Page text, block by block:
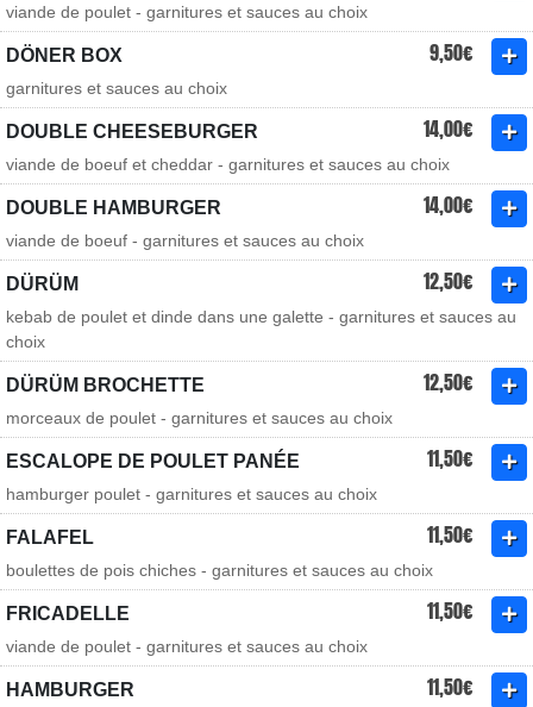
viande de poulet - garnitures et sauces au choix
DÖNER BOX 9,50€
garnitures et sauces au choix
DOUBLE CHEESEBURGER 14,00€
viande de boeuf et cheddar - garnitures et sauces au choix
DOUBLE HAMBURGER 14,00€
viande de boeuf - garnitures et sauces au choix
DÜRÜM 12,50€
kebab de poulet et dinde dans une galette - garnitures et sauces au
choix
DÜRÜM BROCHETTE 12,50€
morceaux de poulet - garnitures et sauces au choix
ESCALOPE DE POULET PANÉE 11,50€
hamburger poulet - garnitures et sauces au choix
FALAFEL 11,50€
boulettes de pois chiches - garnitures et sauces au choix
FRICADELLE 11,50€
viande de poulet - garnitures et sauces au choix
HAMBURGER 11,50€